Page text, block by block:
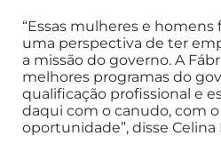
“Essas mulheres e
uma perspectiva de ter
a missão do governo. A
melhores programas do
qualificação profissional e
daqui com o canudo, com
oportunidade”, disse Celina